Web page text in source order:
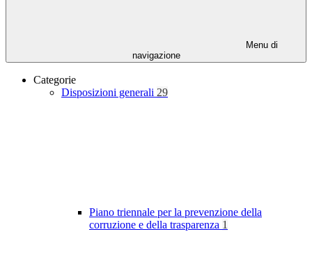
Menu di
navigazione
Categorie
Disposizioni generali 29
Piano triennale per la prevenzione della
corruzione e della trasparenza 1